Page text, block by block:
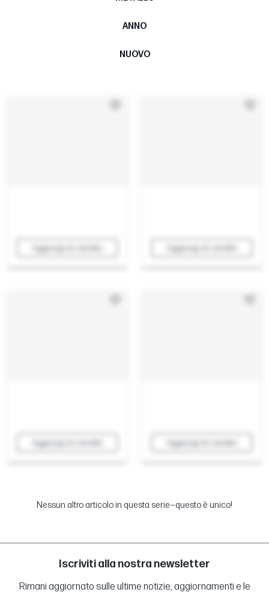
ANNO
NUOVO
Aggiungi al carrello Aggiungi al carrello
Aggiungi al carrello Aggiungi al carrello
Nessun altro articolo in questa serie—questo è unico!
Iscriviti alla nostra newsletter
Rimani aggiornato sulle ultime notizie, aggiornamenti e le